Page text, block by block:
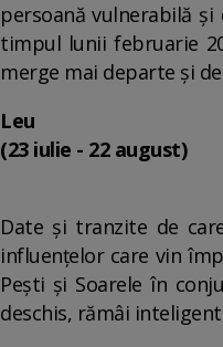
persoană vulnerabilă
timpul lunii februarie
merge mai departe și
Leu
(23 iulie - 22 august)
Date și tranzite de
influențelor care vin
Pești și Soarele în
deschis, rămâi